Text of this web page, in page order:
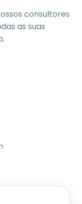
consultores
as suas